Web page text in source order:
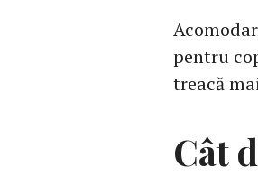
pentru
treacă
Cât